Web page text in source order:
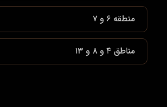
منطقه ۶ و ۷
مناطق ۴ و ۸ و ۱۳